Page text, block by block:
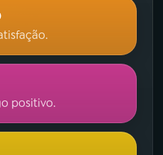
positivo.